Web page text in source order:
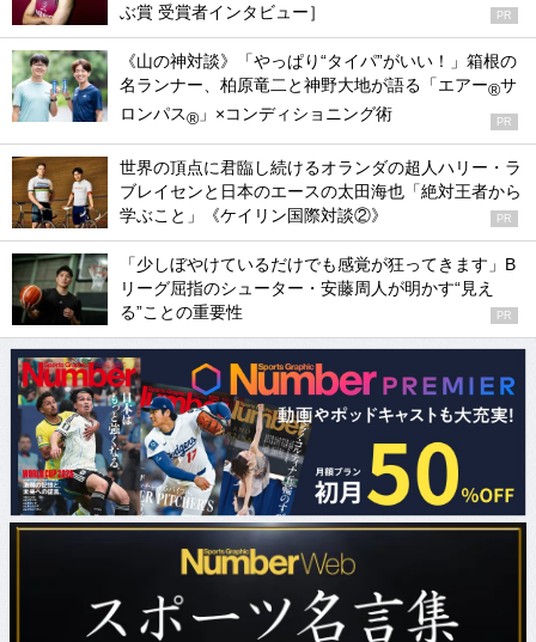
ぶ賞 受賞者インタビュー］
PR
《山の神対談》「やっぱり“タイパ”がいい！」箱根の
名ランナー、柏原竜二と神野大地が語る「エアー®サ
ロンパス® 」×コンディショニング術 PR
世界の頂点に君臨し続けるオランダの超人ハリー・ラ
ブレイセンと日本のエースの太田海也「絶対王者から
学ぶこと」《ケイリン国際対談②》
PR
「少しぼやけているだけでも感覚が狂ってきます」B
リーグ屈指のシューター・安藤周人が明かす“見え
る”ことの重要性
PR